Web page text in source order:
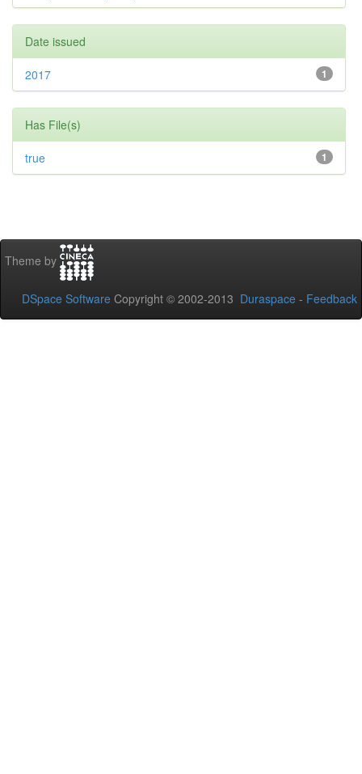
Date issued
1
2017
Has File(s)
1
true
Theme by
DSpace Software Copyright © 2002-2013 Duraspace - Feedback